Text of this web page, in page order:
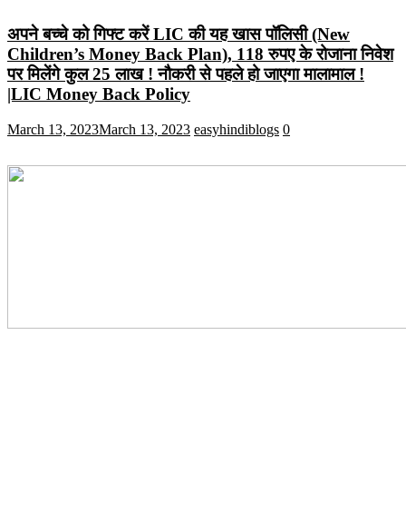
अपने बच्चे को गिफ्ट करें LIC की यह खास पॉलिसी (New
Children’s Money Back Plan), 118 रुपए के रोजाना निवेश
पर मिलेंगे कुल 25 लाख ! नौकरी से पहले हो जाएगा मालामाल !
|LIC Money Back Policy
March 13, 2023March 13, 2023 easyhindiblogs 0